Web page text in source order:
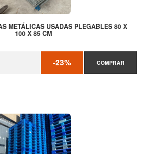
METÁLICAS USADAS PLEGABLES 80 X
100 X 85 CM
-23% COMPRAR